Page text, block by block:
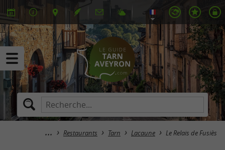
Restaurants Tarn Lacaune Le Relais de Fusiès